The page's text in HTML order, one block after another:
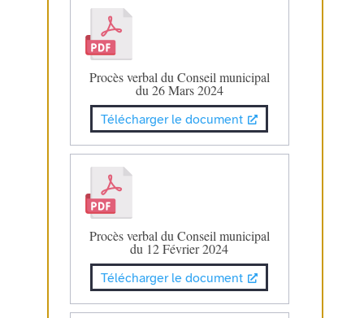
Procès verbal du Conseil municipal
du 26 Mars 2024
Télécharger le document
Procès verbal du Conseil municipal
du 12 Février 2024
Télécharger le document